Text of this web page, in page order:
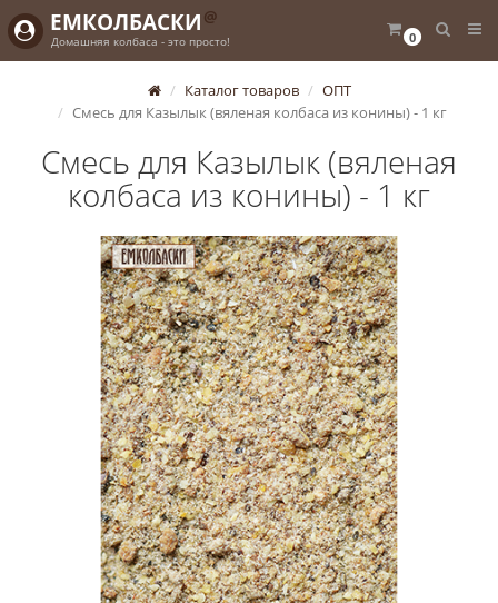
0
ЕМКОЛБАСКИ @
Домашняя колбаса - это просто!
Каталог товаров
ОПТ
Смесь для Казылык (вяленая колбаса из конины) - 1 кг
Смесь для Казылык (вяленая
колбаса из конины) - 1 кг